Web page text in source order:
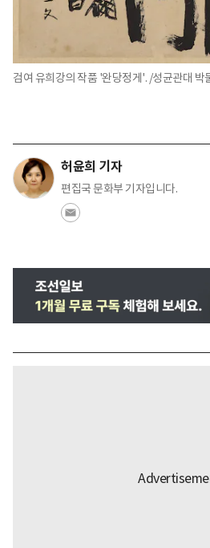
검여 유희강의 작품 '완당정게'. /성균관대 박
허윤희 기자
편집국 문화부 기자입니다.